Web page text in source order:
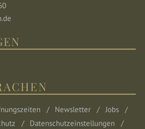
Newsletter
Jobs
Datenschutzeinstellungen